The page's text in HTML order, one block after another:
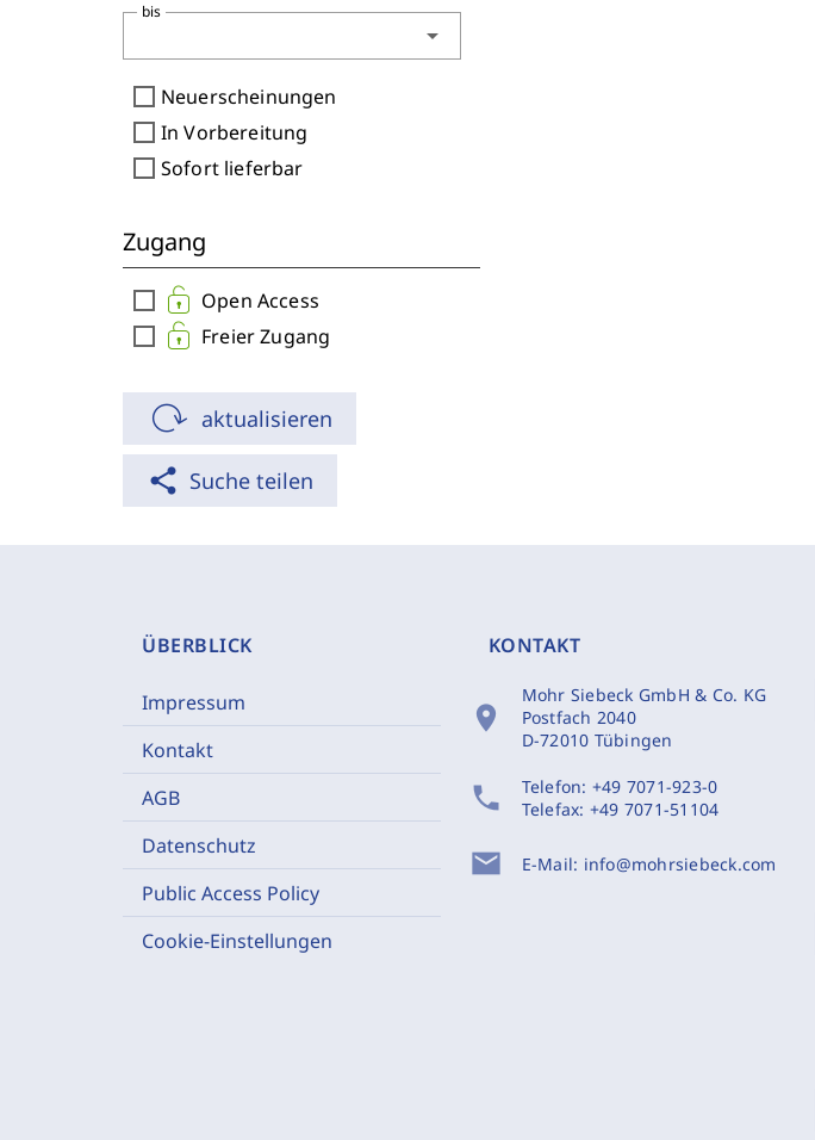
arrow_drop_down
bis
check_box_outline_blank Neuerscheinungen
check_box_outline_blank In Vorbereitung
check_box_outline_blank Sofort lieferbar
Zugang
check_box_outline_blank Open Access
check_box_outline_blank Freier Zugang
aktualisieren
share Suche teilen
ÜBERBLICK
Impressum
Kontakt
AGB
Datenschutz
Public Access Policy
Cookie-Einstellungen
KONTAKT
location_on
Mohr Siebeck GmbH & Co. KG
Postfach 2040
D-72010 Tübingen
phone Telefon: +49 7071-923-0
Telefax: +49 7071-51104
mail E-Mail: info@mohrsiebeck.com